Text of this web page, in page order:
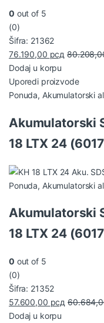
0 out of 5
(0)
Šifra: 21362
76.190,00 рсд
Dodaj u korpu
Uporedi proizvode
Ponuda, Akumulatorski
Akumulatorski
18 LTX 24
Ponuda, Akumulatorski
Akumulatorski
18 LTX 24
0 out of 5
(0)
Šifra: 21352
57.600,00 рсд
Dodaj u korpu